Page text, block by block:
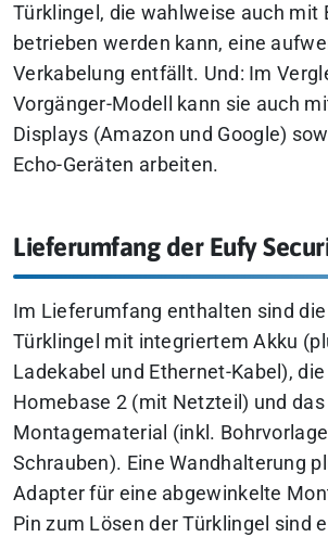
Türklingel, die wahlweise auch mit
betrieben werden kann, eine
Verkabelung entfällt. Und: Im
Vorgänger-Modell kann sie auch
Displays (Amazon und Google)
Echo-Geräten arbeiten.
Lieferumfang der Eufy
Im Lieferumfang enthalten sind
Türklingel mit integriertem Akku
Ladekabel und Ethernet-Kabel),
Homebase 2 (mit Netzteil) und
Montagematerial (inkl.
Schrauben). Eine Wandhalterung
Adapter für eine abgewinkelte
Pin zum Lösen der Türklingel sind